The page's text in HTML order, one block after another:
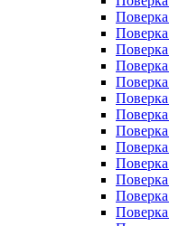
Поверка
Поверка
Поверка
Поверка